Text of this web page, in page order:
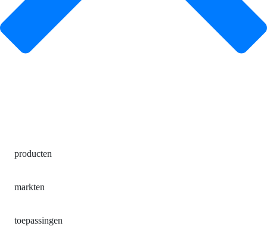
producten
markten
toepassingen